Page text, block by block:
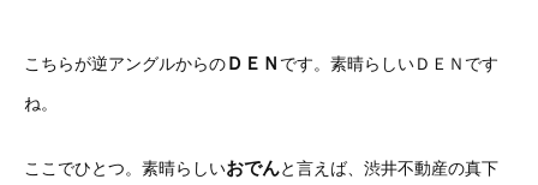
こちらが逆アングルからのＤＥＮ です。素晴らしいＤＥＮです
ね。
ここでひとつ。素晴らしいおでんと言えば、渋井不動産の真下